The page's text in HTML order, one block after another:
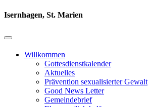
Isernhagen, St. Marien
Willkommen
Gottesdienstkalender
Aktuelles
Prävention sexualisierter Gewalt
Good News Letter
Gemeindebrief